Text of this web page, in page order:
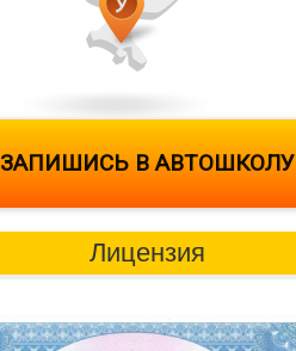
ЗАПИШИСЬ В АВТОШКОЛУ
Лицензия